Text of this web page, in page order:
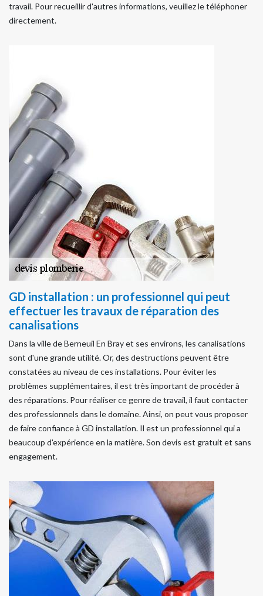
travail. Pour recueillir d'autres informations, veuillez le téléphoner
directement.
GD installation : un professionnel qui peut
effectuer les travaux de réparation des
canalisations
Dans la ville de Berneuil En Bray et ses environs, les canalisations
sont d'une grande utilité. Or, des destructions peuvent être
constatées au niveau de ces installations. Pour éviter les
problèmes supplémentaires, il est très important de procéder à
des réparations. Pour réaliser ce genre de travail, il faut contacter
des professionnels dans le domaine. Ainsi, on peut vous proposer
de faire confiance à GD installation. Il est un professionnel qui a
beaucoup d'expérience en la matière. Son devis est gratuit et sans
engagement.